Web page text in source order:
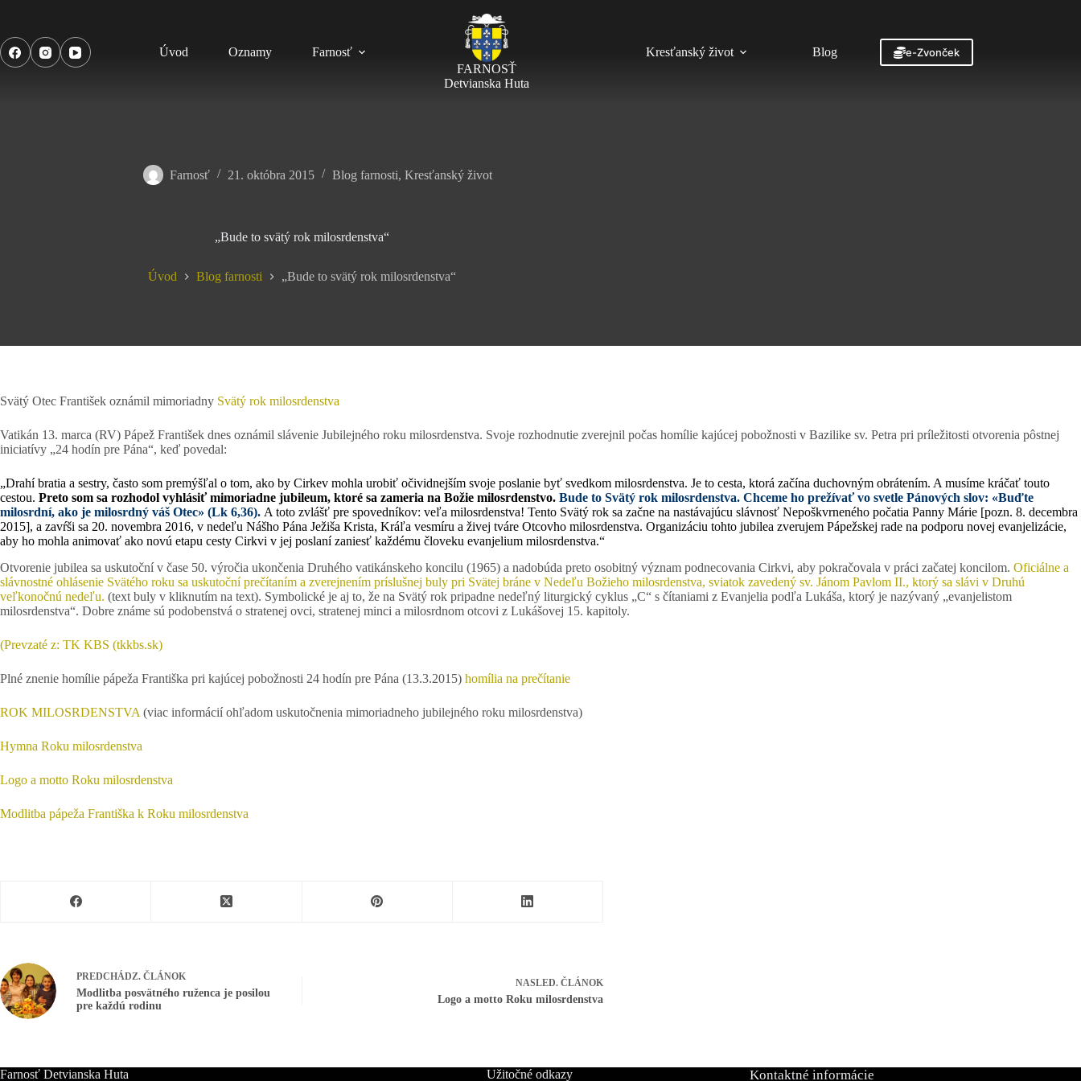
Úvod Oznamy
Farnosť
FARNOSŤ
Detvianska Huta
Kresťanský život Blog Kontakte-Zvonček
Farnosť 21. októbra 2015 Blog farnosti, Kresťanský život
„Bude to svätý rok milosrdenstva“
Úvod Blog farnosti „Bude to svätý rok milosrdenstva“
Svätý Otec František oznámil mimoriadny Svätý rok milosrdenstva
Vatikán 13. marca (RV) Pápež František dnes oznámil slávenie Jubilejného roku milosrdenstva. Svoje rozhodnutie zverejnil počas homílie kajúcej pobožnosti v Bazilike sv. Petra pri príležitosti otvorenia pôstnej
iniciatívy „24 hodín pre Pána“, keď povedal:
„Drahí bratia a sestry, často som premýšľal o tom, ako by Cirkev mohla urobiť očividnejším svoje poslanie byť svedkom milosrdenstva. Je to cesta, ktorá začína duchovným obrátením. A musíme kráčať touto
cestou. Preto som sa rozhodol vyhlásiť mimoriadne jubileum, ktoré sa zameria na Božie milosrdenstvo. Bude to Svätý rok milosrdenstva. Chceme ho prežívať vo svetle Pánových slov: «Buďte
milosrdní, ako je milosrdný váš Otec» (Lk 6,36). A toto zvlášť pre spovedníkov: veľa milosrdenstva! Tento Svätý rok sa začne na nastávajúcu slávnosť Nepoškvrneného počatia Panny Márie [pozn. 8. decembra
2015], a zavŕši sa 20. novembra 2016, v nedeľu Nášho Pána Ježiša Krista, Kráľa vesmíru a živej tváre Otcovho milosrdenstva. Organizáciu tohto jubilea zverujem Pápežskej rade na podporu novej evanjelizácie,
aby ho mohla animovať ako novú etapu cesty Cirkvi v jej poslaní zaniesť každému človeku evanjelium milosrdenstva.“
Otvorenie jubilea sa uskutoční v čase 50. výročia ukončenia Druhého vatikánskeho koncilu (1965) a nadobúda preto osobitný význam podnecovania Cirkvi, aby pokračovala v práci začatej koncilom. Oficiálne a
slávnostné ohlásenie Svätého roku sa uskutoční prečítaním a zverejnením príslušnej buly pri Svätej bráne v Nedeľu Božieho milosrdenstva, sviatok zavedený sv. Jánom Pavlom II., ktorý sa slávi v Druhú
veľkonočnú nedeľu. (text buly v kliknutím na text). Symbolické je aj to, že na Svätý rok pripadne nedeľný liturgický cyklus „C“ s čítaniami z Evanjelia podľa Lukáša, ktorý je nazývaný „evanjelistom
milosrdenstva“. Dobre známe sú podobenstvá o stratenej ovci, stratenej minci a milosrdnom otcovi z Lukášovej 15. kapitoly.
(Prevzaté z: TK KBS (tkkbs.sk)
Plné znenie homílie pápeža Františka pri kajúcej pobožnosti 24 hodín pre Pána (13.3.2015) homília na prečítanie
ROK MILOSRDENSTVA (viac informácií ohľadom uskutočnenia mimoriadneho jubilejného roku milosrdenstva)
Hymna Roku milosrdenstva
Logo a motto Roku milosrdenstva
Modlitba pápeža Františka k Roku milosrdenstva
PREDCHÁDZ. ČLÁNOK
Modlitba posvätného ruženca je posilou
pre každú rodinu
NASLED. ČLÁNOK
Logo a motto Roku milosrdenstva
Farnosť Detvianska Huta Užitočné odkazy Kontaktné informácie